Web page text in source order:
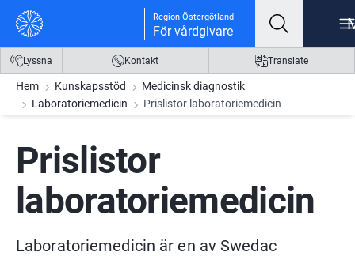
Gå till innehåll
Gå till meny
Gå till sidfot Region Östergötland
För vårdgivare
Lyssna Kontakt Translate
Hem Kunskapsstöd
Medicinsk diagnostik
Laboratoriemedicin
Prislistor laboratoriemedicin
Prislistor
laboratoriemedicin
Laboratoriemedicin är en av Swedac